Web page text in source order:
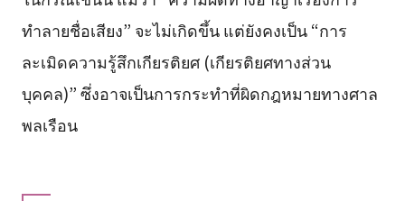
ทำลายชื่อเสียง” จะไม่เกิดขึ้น แต่ยังคงเป็น “การ
ละเมิดความรู้สึกเกียรติยศ (เกียรติยศทางส่วน
บุคคล)” ซึ่งอาจเป็นการกระทำที่ผิดกฎหมายทางศาล
พลเรือน